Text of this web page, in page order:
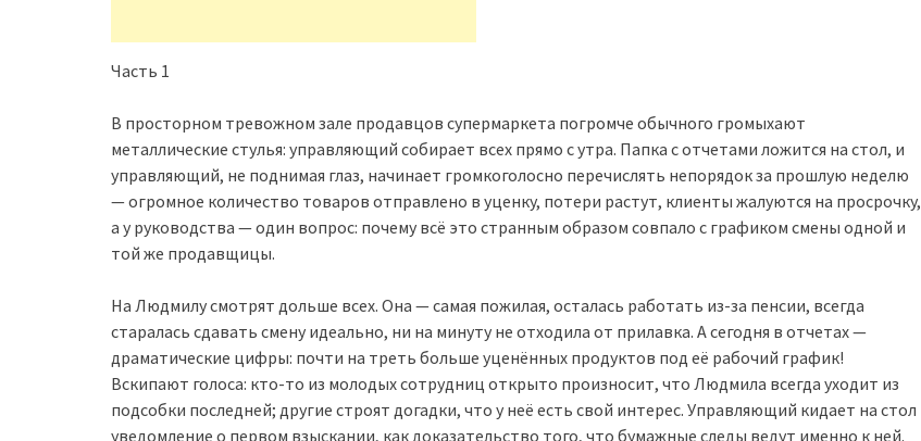
Часть 1
В просторном тревожном зале продавцов супермаркета погромче обычного громыхают
металлические стулья: управляющий собирает всех прямо с утра. Папка с отчетами ложится на стол, и
управляющий, не поднимая глаз, начинает громкоголосно перечислять непорядок за прошлую неделю
— огромное количество товаров отправлено в уценку, потери растут, клиенты жалуются на просрочку,
а у руководства — один вопрос: почему всё это странным образом совпало с графиком смены одной и
той же продавщицы.
На Людмилу смотрят дольше всех. Она — самая пожилая, осталась работать из-за пенсии, всегда
старалась сдавать смену идеально, ни на минуту не отходила от прилавка. А сегодня в отчетах —
драматические цифры: почти на треть больше уценённых продуктов под её рабочий график!
Вскипают голоса: кто-то из молодых сотрудниц открыто произносит, что Людмила всегда уходит из
подсобки последней; другие строят догадки, что у неё есть свой интерес. Управляющий кидает на стол
уведомление о первом взыскании, как доказательство того, что бумажные следы ведут именно к ней.